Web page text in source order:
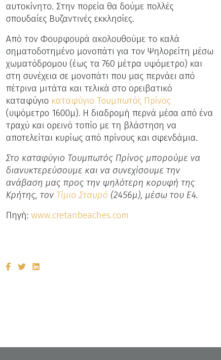
αυτοκίνητο. Στην πορεία θα δούμε πολλές
σπουδαίες Βυζαντινές εκκλησίες.
Από τον Φουρφουρά ακολουθούμε το καλά
σηματοδοτημένο μονοπάτι για τον Ψηλορείτη μέσω
χωματόδρομου (έως τα 760 μέτρα υψόμετρο) και
στη συνέχεια σε μονοπάτι που μας περνάει από
πέτρινα μιτάτα και τελικά στο ορειβατικό
καταφύγιο καταφύγιο Τουμπωτός Πρίνος
(υψόμετρο 1600μ). Η διαδρομή περνά μέσα από ένα
τραχύ και ορεινό τοπίο με τη βλάστηση να
αποτελείται κυρίως από πρίνους και σφενδάμια.
Στο καταφύγιο Τουμπωτός Πρίνος μπορούμε να
διανυκτερεύσουμε και να συνεχίσουμε την
ανάβαση μας προς την ψηλότερη κορυφή της
Κρήτης, τον Τίμιο Σταυρό (2456μ), μέσω του Ε4.
Πηγή: www.cretanbeaches.com